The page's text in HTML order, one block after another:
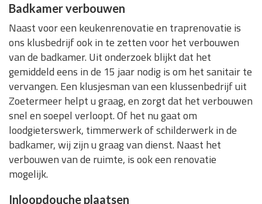
Badkamer verbouwen
Naast voor een keukenrenovatie en traprenovatie is
ons klusbedrijf ook in te zetten voor het verbouwen
van de badkamer. Uit onderzoek blijkt dat het
gemiddeld eens in de 15 jaar nodig is om het sanitair te
vervangen. Een klusjesman van een klussenbedrijf uit
Zoetermeer helpt u graag, en zorgt dat het verbouwen
snel en soepel verloopt. Of het nu gaat om
loodgieterswerk, timmerwerk of schilderwerk in de
badkamer, wij zijn u graag van dienst. Naast het
verbouwen van de ruimte, is ook een renovatie
mogelijk.
Inloopdouche plaatsen